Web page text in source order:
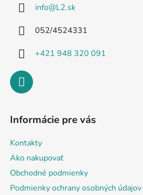
info@L2.sk
052/4524331
+421 948 320 091
Informácie pre vás
Kontakty
Ako nakupovať
Obchodné podmienky
Podmienky ochrany osobných údajov